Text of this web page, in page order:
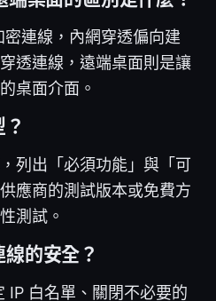
連線，內網穿透偏向建
透連線，遠端桌面則是讓
桌面介面。
列出「必須功能」與「可
應商的測試版本或免費方
測試。
的安全？
IP 白名單、關閉不必要的